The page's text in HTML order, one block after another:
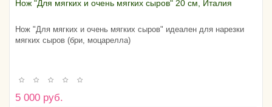
Нож "Для мягких и очень мягких сыров" 20 см, Италия
Нож "Для мягких и очень мягких сыров" идеален для нарезки
мягких сыров (бри, моцарелла)
5 000 руб.